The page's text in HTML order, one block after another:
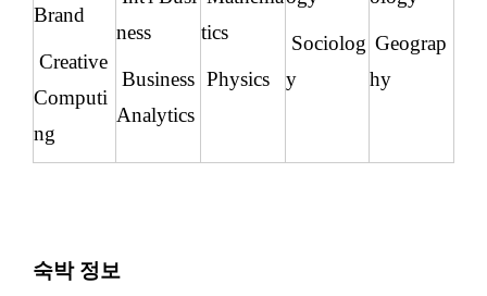
Brand
Creative
Computi
ng
ness
Business
Analytics
tics
Physics
Sociolog
y
Geograp
hy
숙박 정보